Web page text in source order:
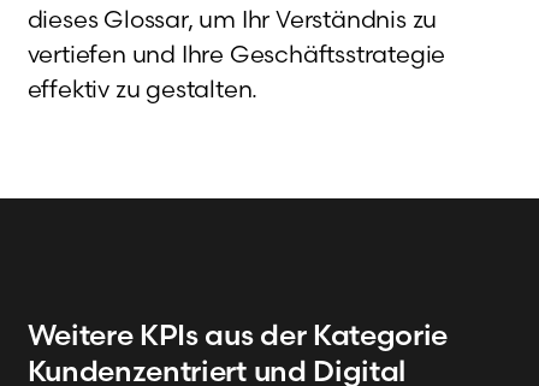
dieses Glossar, um Ihr Verständnis zu
vertiefen und Ihre Geschäftsstrategie
effektiv zu gestalten.
Weitere KPIsaus der Kategorie
Kundenzentriert und Digital